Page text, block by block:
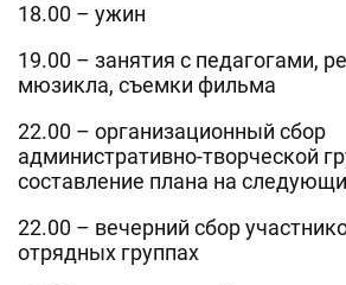
18.00 – ужин
19.00 – занятия с педагогами,
мюзикла, съемки фильма
22.00 – организационный сбор
административно-творческой
составление плана на
22.00 – вечерний сбор
отрядных группах